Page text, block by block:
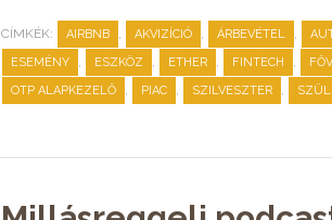
CÍMKÉK: AIRBNB , AKVIZÍCIÓ , ÁRBEVÉTEL ,
ESEMÉNY
, ESZKÖZ , ETHER , FINTECH ,
OTP ALAPKEZELŐ
, PIAC , SZILVESZTER ,